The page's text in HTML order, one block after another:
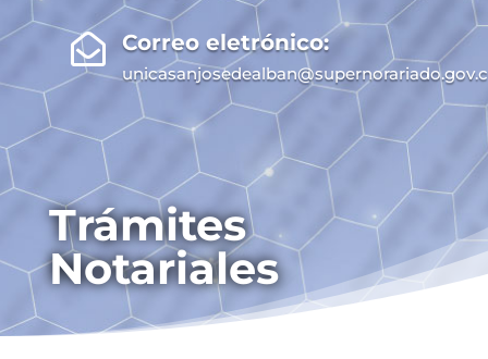
 Correo eletrónico:
Trámites
Notariales